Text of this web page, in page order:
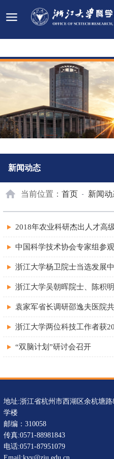
新闻动态
当前位置： 首页 新闻
“双脑计划”研讨会召开
地址:浙江省杭州市西湖区余杭塘
学楼
邮编：310058
传真:0571-88981843
电话:0571-87951079